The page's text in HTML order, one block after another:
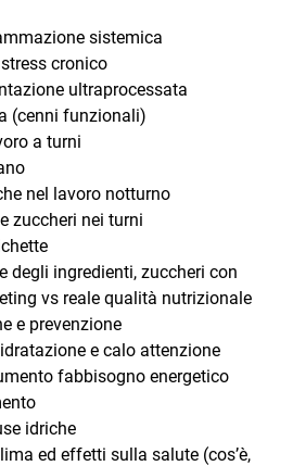
sistemica
cronico
ultraprocessata
(cenni funzionali)
a turni
nel lavoro notturno
zuccheri nei turni
degli ingredienti, zuccheri con
vs reale qualità nutrizionale
e prevenzione
e calo attenzione
fabbisogno energetico
idriche
ed effetti sulla salute (cos’è,